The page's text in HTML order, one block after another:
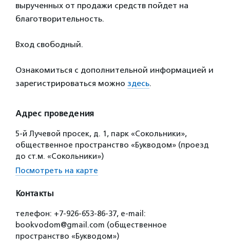
вырученных от продажи средств пойдет на
благотворительность.
Вход свободный.
Ознакомиться с дополнительной информацией и
зарегистрироваться можно здесь.
Адрес проведения
5-й Лучевой просек, д. 1, парк «Сокольники»,
общественное пространство «Букводом» (проезд
до ст.м. «Сокольники»)
Посмотреть на карте
Контакты
телефон: +7-926-653-86-37, e-mail:
bookvodom@gmail.com (общественное
пространство «Букводом»)